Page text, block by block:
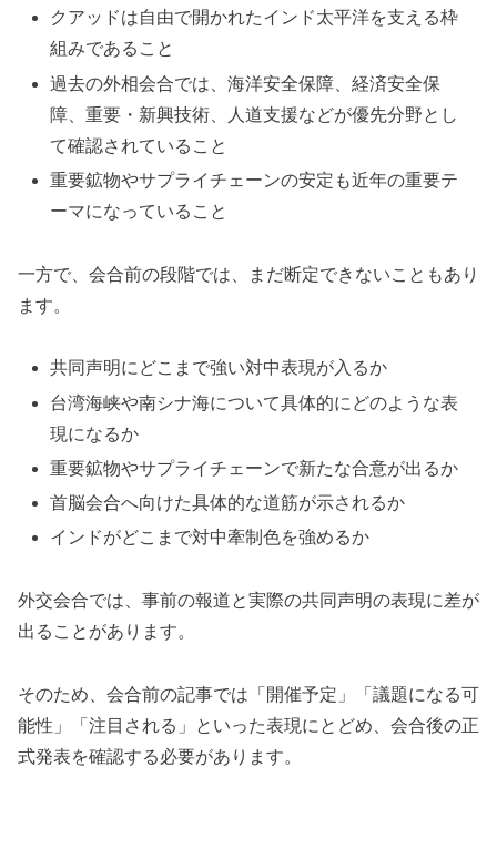
クアッドは自由で開かれたインド太平洋を支える枠
組みであること
過去の外相会合では、海洋安全保障、経済安全保
障、重要・新興技術、人道支援などが優先分野とし
て確認されていること
重要鉱物やサプライチェーンの安定も近年の重要テ
ーマになっていること
一方で、会合前の段階では、まだ断定できないこともあり
ます。
共同声明にどこまで強い対中表現が入るか
台湾海峡や南シナ海について具体的にどのような表
現になるか
重要鉱物やサプライチェーンで新たな合意が出るか
首脳会合へ向けた具体的な道筋が示されるか
インドがどこまで対中牽制色を強めるか
外交会合では、事前の報道と実際の共同声明の表現に差が
出ることがあります。
そのため、会合前の記事では「開催予定」「議題になる可
能性」「注目される」といった表現にとどめ、会合後の正
式発表を確認する必要があります。